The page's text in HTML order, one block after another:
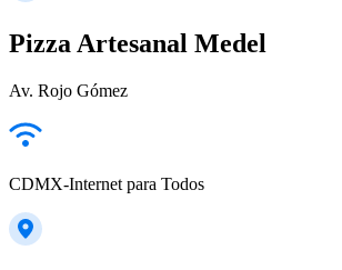
Pizza Artesanal Medel
Av. Rojo Gómez
CDMX-Internet para Todos